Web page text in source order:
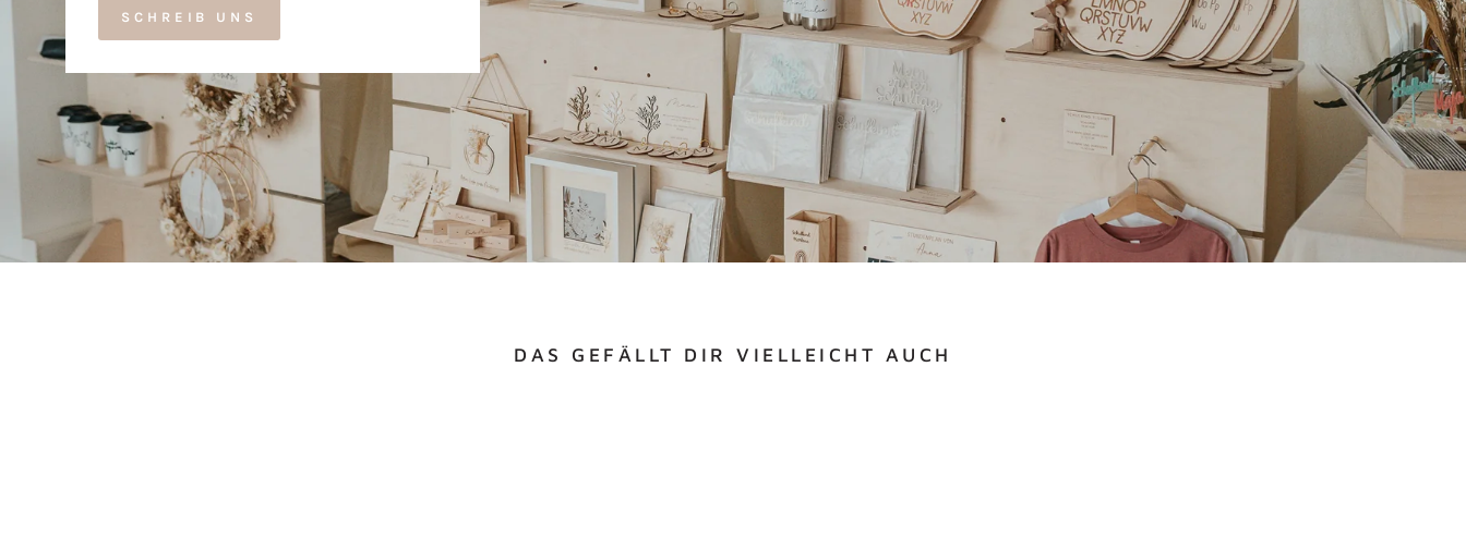
SCHREIB UNS
DAS GEFÄLLT DIR VIELLEICHT AUCH